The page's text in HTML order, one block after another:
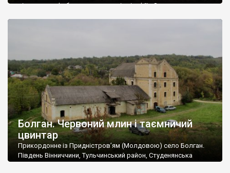
віднести до фабричних, польські епітафії… Загалом цвинтар
Болган. Червоний млин і таємничий
цвинтар
Прикордонне із Придністров’ям (Молдовою) село Болган.
Південь Вінниччини, Тульчинський район, Студенянська